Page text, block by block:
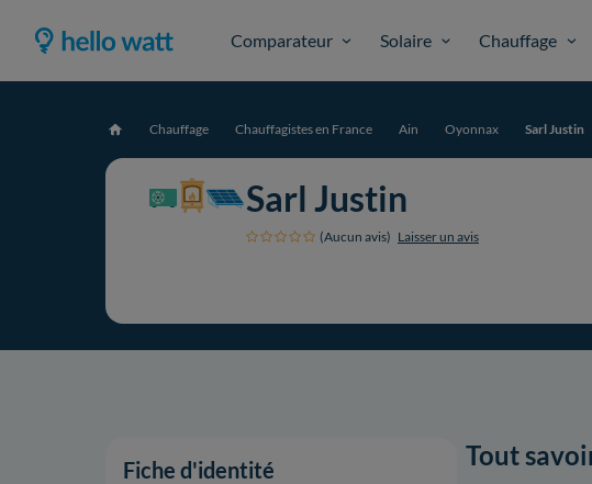
Comparateur Solaire Chauffage
Accueil Chauffage Chauffagistes en France Ain Oyonnax Sarl Justin
Sarl Justin
(Aucun avis) Laisser un avis
Fiche d'identité
Tout